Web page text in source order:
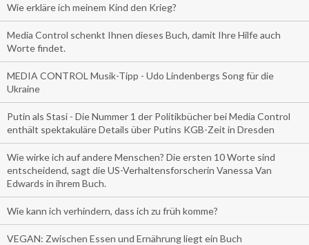
Wie erkläre ich meinem Kind den Krieg?
Media Control schenkt Ihnen dieses Buch, damit Ihre Hilfe auch
Worte findet.
MEDIA CONTROL Musik-Tipp - Udo Lindenbergs Song für die
Ukraine
Putin als Stasi - Die Nummer 1 der Politikbücher bei Media Control
enthält spektakuläre Details über Putins KGB-Zeit in Dresden
Wie wirke ich auf andere Menschen? Die ersten 10 Worte sind
entscheidend, sagt die US-Verhaltensforscherin Vanessa Van
Edwards in ihrem Buch.
Wie kann ich verhindern, dass ich zu früh komme?
VEGAN: Zwischen Essen und Ernährung liegt ein Buch